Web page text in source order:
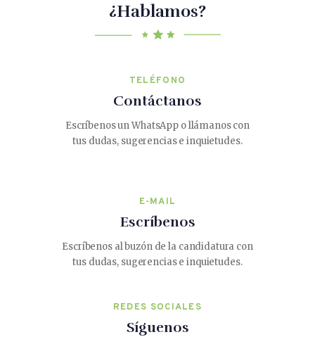
¿Hablamos?
TELÉFONO
Contáctanos
Escríbenos un WhatsApp o llámanos con
tus dudas, sugerencias e inquietudes.
E-MAIL
Escríbenos
Escríbenos al buzón de la candidatura con
tus dudas, sugerencias e inquietudes.
REDES SOCIALES
Síguenos